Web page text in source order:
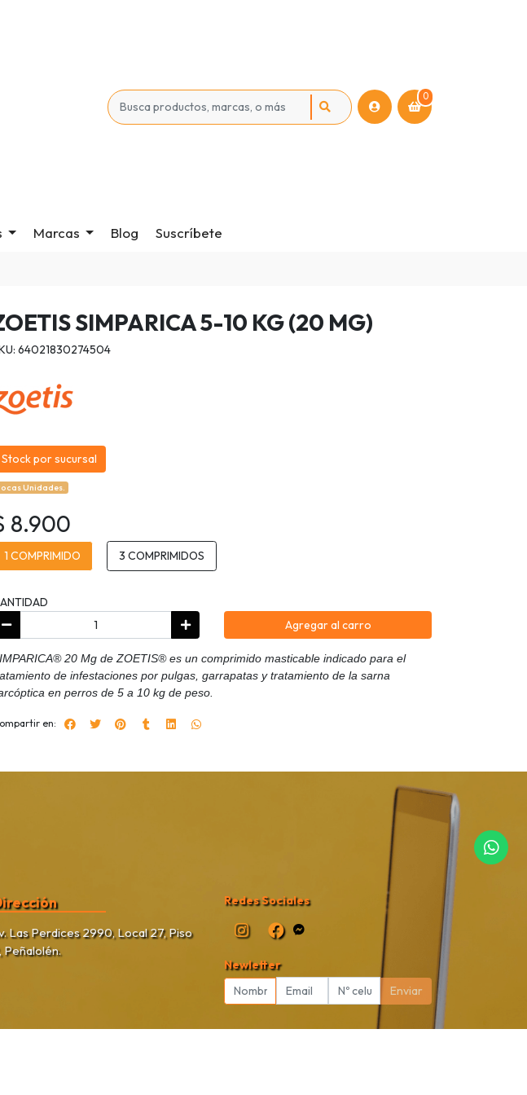
0
Marcas Blog Suscríbete
SIMPARICA 5-10 KG (20 MG)
64021830274504
Stock por sucursal
Unidades.
8.900
1 COMPRIMIDO 3 COMPRIMIDOS
Agregar al carro
20 Mg de ZOETIS® es un comprimido masticable indicado para el
de infestaciones por pulgas, garrapatas y tratamiento de la sarna
en perros de 5 a 10 kg de peso.
en:
Las Perdices 2990, Local 27, Piso
Peñalolén.
Redes Sociales
Newletter
Enviar